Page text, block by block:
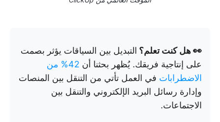
👀 هل كنت تعلم؟ التبديل بين السياقات يؤثر بصمت
على إنتاجية فريقك. يُظهر بحثنا أن
42% من
الاضطرابات في العمل تأتي من التنقل بين المنصات
وإدارة رسائل البريد الإلكتروني والتنقل بين
الاجتماعات.